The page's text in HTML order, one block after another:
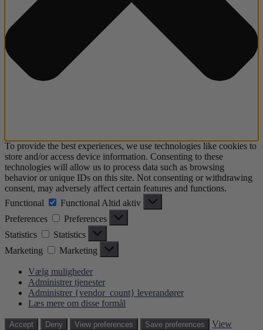
To provide the best experiences, we use technologies like cookies to
store and/or access device information. Consenting to these
technologies will allow us to process data such as browsing
behavior or unique IDs on this site. Not consenting or withdrawing
consent, may adversely affect certain features and functions.
Functional
Functional Altid aktiv
Preferences
Preferences
Statistics
Statistics
Marketing
Marketing
Vælg muligheder
Administrer tjenester
Administrer {vendor_count} leverandører
Læs mere om disse formål
Accept Deny View preferences Save preferences
View